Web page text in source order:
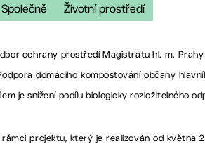
Společně Životní prostředí
ochrany prostředí Magistrátu hl. m.
domácího kompostování občany
je snížení podílu biologicky rozložitelného
rámci projektu, který je realizován od května